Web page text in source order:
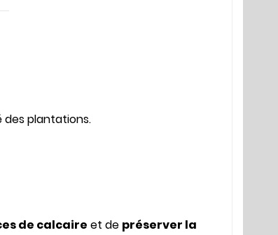
des plantations.
de calcaire et de préserver la